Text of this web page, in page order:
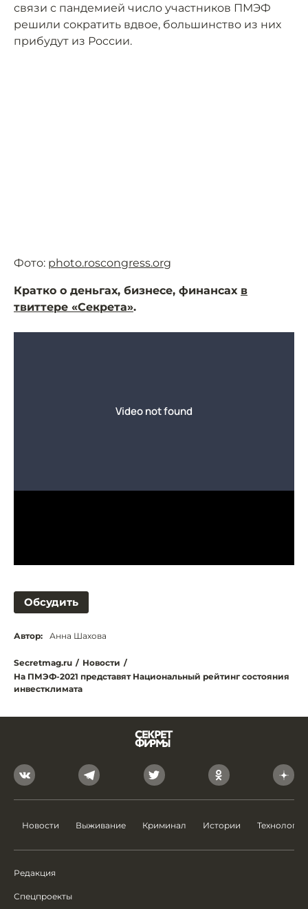
связи с пандемией число участников ПМЭФ
решили сократить вдвое, большинство из них
прибудут из России.
Фото: photo.roscongress.org
Кратко о деньгах, бизнесе, финансах в
твиттере «Секрета».
Обсудить
Автор: Анна Шахова
Secretmag.ru / Новости /
На ПМЭФ-2021 представят Национальный рейтинг состояния
инвестклимата
Новости Выживание Криминал Истории Технологии
Редакция
Спецпроекты